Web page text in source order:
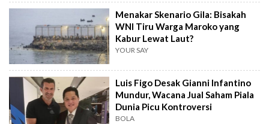
Menakar Skenario Gila: Bisakah
WNI Tiru Warga Maroko yang
Kabur Lewat Laut?
YOUR SAY
Luis Figo Desak Gianni Infantino
Mundur, Wacana Jual Saham Piala
Dunia Picu Kontroversi
BOLA